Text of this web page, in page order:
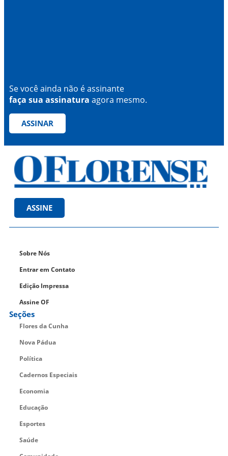
Se você ainda não é assinante
faça sua assinatura agora mesmo.
ASSINAR
ASSINE
Sobre Nós
Entrar em Contato
Edição Impressa
Assine OF
Seções
Flores da Cunha
Nova Pádua
Política
Cadernos Especiais
Economia
Educação
Esportes
Saúde